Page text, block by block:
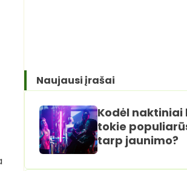
Naujausi įrašai
Kodėl naktiniai
tokie
tarp jaunimo?